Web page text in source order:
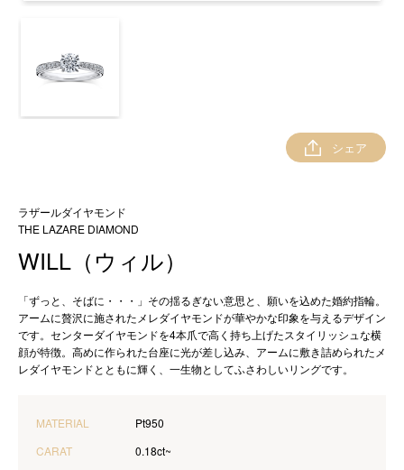
ラザールダイヤモンド
THE LAZARE DIAMOND
WILL（ウィル）
シェア
「ずっと、そばに・・・」その揺るぎない意思と、願いを込めた婚約指輪。
アームに贅沢に施されたメレダイヤモンドが華やかな印象を与えるデザイン
です。センターダイヤモンドを4本爪で高く持ち上げたスタイリッシュな横
顔が特徴。高めに作られた台座に光が差し込み、アームに敷き詰められたメ
レダイヤモンドとともに輝く、一生物としてふさわしいリングです。
MATERIAL
Pt950
CARAT
0.18ct~